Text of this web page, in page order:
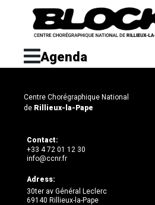
Agenda
Centre Chorégraphique National
de Rillieux-la-Pape
Contact:
+33 4 72 01 12 30
info@ccnr.fr
Adress:
30ter av Général Leclerc
69140 Rillieux-la-Pape